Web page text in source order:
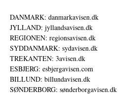
DANMARK: danmarkavisen.dk
JYLLAND: jyllandsavisen.dk
REGIONEN: regionsavisen.dk
SYDDANMARK: sydavisen.dk
TREKANTEN: 3avisen.dk
ESBJERG: esbjergavisen.com
BILLUND: billundavisen.dk
SØNDERBORG: sønderborgavisen.dk